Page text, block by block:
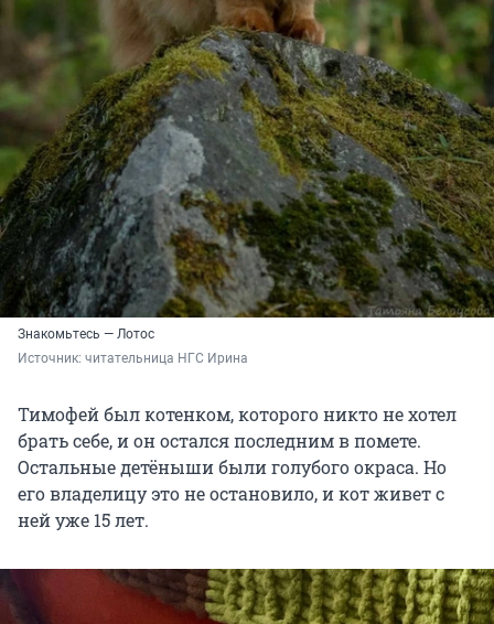
Знакомьтесь — Лотос
Источник: читательница НГС Ирина
Тимофей был котенком, которого никто не хотел
брать себе, и он остался последним в помете.
Остальные детёныши были голубого окраса. Но
его владелицу это не остановило, и кот живет с
ней уже 15 лет.